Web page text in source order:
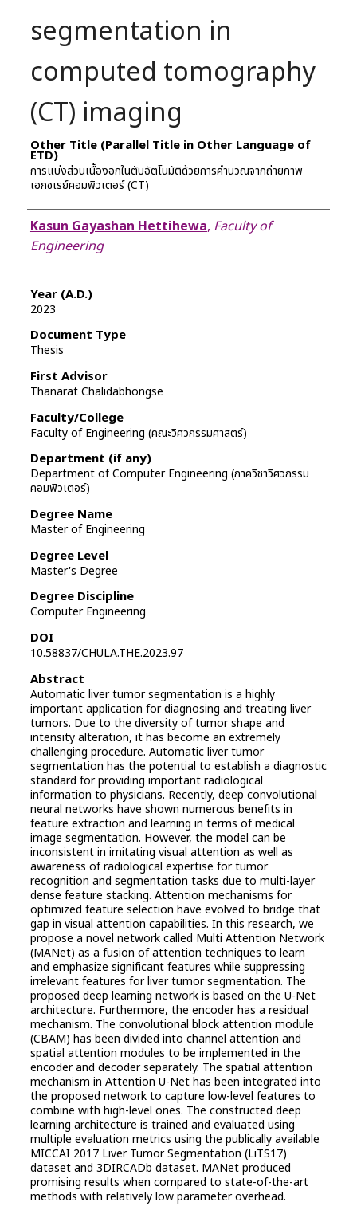
segmentation in
computed tomography
(CT) imaging
Other Title (Parallel Title in Other Language of
ETD)
การแบ่งส่วนเนื้องอกในตับอัตโนมัติด้วยการคำนวณจากถ่ายภาพ
เอกซเรย์คอมพิวเตอร์ (CT)
Author
Kasun Gayashan Hettihewa, Faculty of
Engineering
Year (A.D.)
2023
Document Type
Thesis
First Advisor
Thanarat Chalidabhongse
Faculty/College
Faculty of Engineering (คณะวิศวกรรมศาสตร์)
Department (if any)
Department of Computer Engineering (ภาควิชาวิศวกรรม
คอมพิวเตอร์)
Degree Name
Master of Engineering
Degree Level
Master's Degree
Degree Discipline
Computer Engineering
DOI
10.58837/CHULA.THE.2023.97
Abstract
Automatic liver tumor segmentation is a highly
important application for diagnosing and treating liver
tumors. Due to the diversity of tumor shape and
intensity alteration, it has become an extremely
challenging procedure. Automatic liver tumor
segmentation has the potential to establish a diagnostic
standard for providing important radiological
information to physicians. Recently, deep convolutional
neural networks have shown numerous benefits in
feature extraction and learning in terms of medical
image segmentation. However, the model can be
inconsistent in imitating visual attention as well as
awareness of radiological expertise for tumor
recognition and segmentation tasks due to multi-layer
dense feature stacking. Attention mechanisms for
optimized feature selection have evolved to bridge that
gap in visual attention capabilities. In this research, we
propose a novel network called Multi Attention Network
(MANet) as a fusion of attention techniques to learn
and emphasize significant features while suppressing
irrelevant features for liver tumor segmentation. The
proposed deep learning network is based on the U-Net
architecture. Furthermore, the encoder has a residual
mechanism. The convolutional block attention module
(CBAM) has been divided into channel attention and
spatial attention modules to be implemented in the
encoder and decoder separately. The spatial attention
mechanism in Attention U-Net has been integrated into
the proposed network to capture low-level features to
combine with high-level ones. The constructed deep
learning architecture is trained and evaluated using
multiple evaluation metrics using the publically available
MICCAI 2017 Liver Tumor Segmentation (LiTS17)
dataset and 3DIRCADb dataset. MANet produced
promising results when compared to state-of-the-art
methods with relatively low parameter overhead.